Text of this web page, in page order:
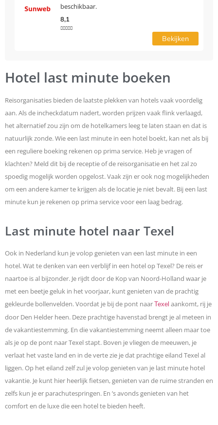
beschikbaar.
8,1
    
Bekijken
Hotel last minute boeken
Reisorganisaties bieden de laatste plekken van hotels vaak voordelig
aan. Als de incheckdatum nadert, worden prijzen vaak flink verlaagd,
het alternatief zou zijn om de hotelkamers leeg te laten staan en dat is
natuurlijk zonde. Wie een last minute in een hotel boekt, kan net als bij
een reguliere boeking rekenen op prima service. Heb je vragen of
klachten? Meld dit bij de receptie of de reisorganisatie en het zal zo
spoedig mogelijk worden opgelost. Vaak zijn er ook nog mogelijkheden
om een andere kamer te krijgen als de locatie je niet bevalt. Bij een last
minute kun je rekenen op prima service voor een laag bedrag.
Last minute hotel naar Texel
Ook in Nederland kun je volop genieten van een last minute in een
hotel. Wat te denken van een verblijf in een hotel op Texel? De reis er
naartoe is al bijzonder. Je rijdt door de Kop van Noord-Holland waar je
met een beetje geluk in het voorjaar, kunt genieten van de prachtig
gekleurde bollenvelden. Voordat je bij de pont naar Texel aankomt, rij je
door Den Helder heen. Deze prachtige havenstad brengt je al meteen in
de vakantiestemming. En die vakantiestemming neemt alleen maar toe
als je op de pont naar Texel stapt. Boven je vliegen de meeuwen, je
verlaat het vaste land en in de verte zie je dat prachtige eiland Texel al
liggen. Op het eiland zelf zul je volop genieten van je last minute hotel
vakantie. Je kunt hier heerlijk fietsen, genieten van de ruime stranden en
zelfs kun je er parachutespringen. En ’s avonds genieten van het
comfort en de luxe die een hotel te bieden heeft.